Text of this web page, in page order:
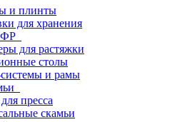
и плинты
для хранения
для растяжки
столы
и рамы
пресса
скамьи